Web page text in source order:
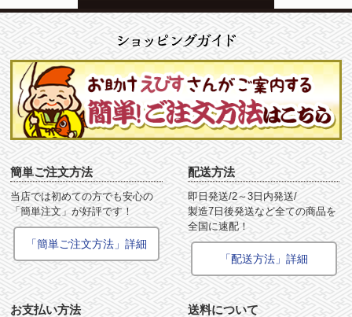
簡単ご注文方法
当店では初めての方でも安心の
「簡単注文」が好評です！
「簡単ご注文方法」詳細
配送方法
即日発送/2～3日内発送/
製造7日後発送など全ての商品を
全国に速配！
「配送方法」詳細
お支払い方法 送料について